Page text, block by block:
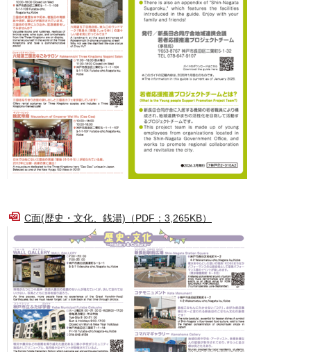
C面(歴史・文化、銭湯)（PDF：3,265KB）